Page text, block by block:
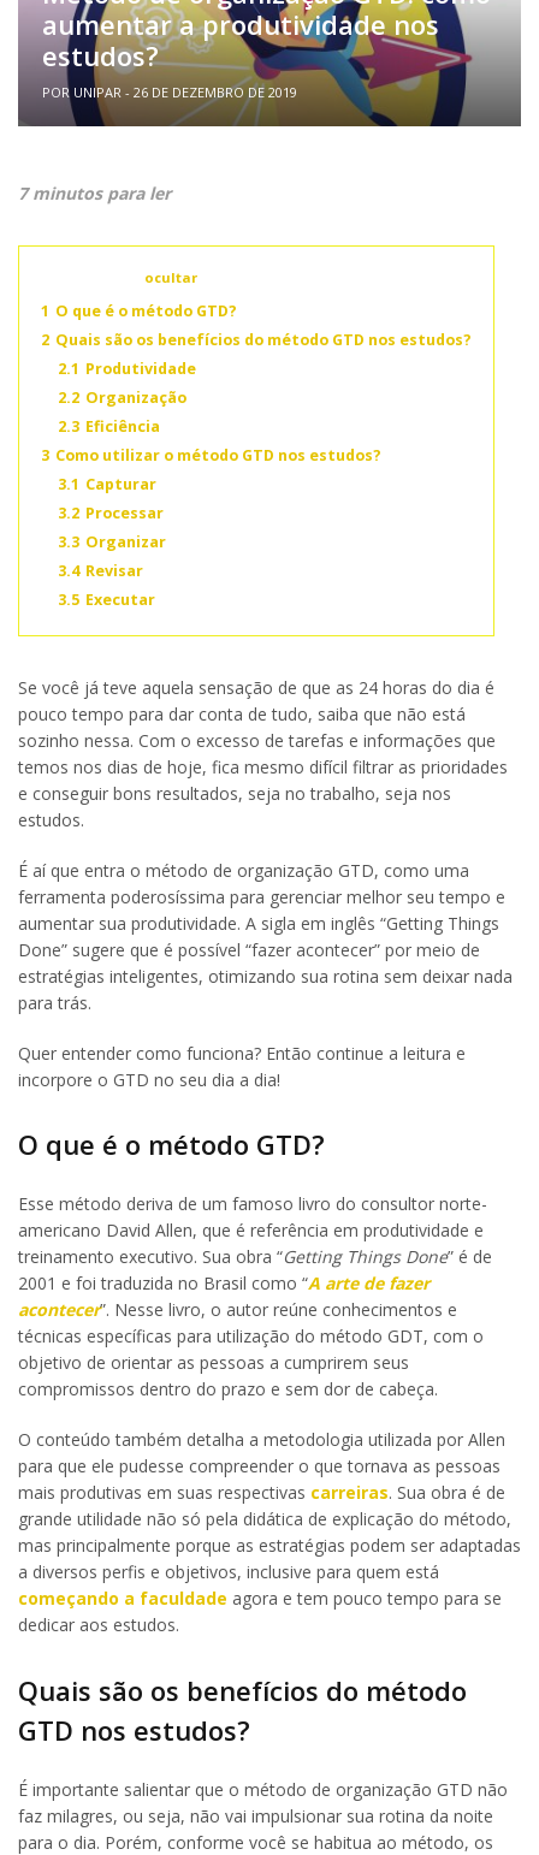
aumentar a produtividade nos
estudos?
POR UNIPAR - 26 DE DEZEMBRO DE 2019
7 minutos para ler
ocultar
1 O que é o método GTD?
2 Quais são os benefícios do método GTD nos estudos?
2.1 Produtividade
2.2 Organização
2.3 Eficiência
3 Como utilizar o método GTD nos estudos?
3.1 Capturar
3.2 Processar
3.3 Organizar
3.4 Revisar
3.5 Executar
Se você já teve aquela sensação de que as 24 horas do dia é
pouco tempo para dar conta de tudo, saiba que não está
sozinho nessa. Com o excesso de tarefas e informações que
temos nos dias de hoje, fica mesmo difícil filtrar as prioridades
e conseguir bons resultados, seja no trabalho, seja nos
estudos.
É aí que entra o método de organização GTD, como uma
ferramenta poderosíssima para gerenciar melhor seu tempo e
aumentar sua produtividade. A sigla em inglês “Getting Things
Done” sugere que é possível “fazer acontecer” por meio de
estratégias inteligentes, otimizando sua rotina sem deixar nada
para trás.
Quer entender como funciona? Então continue a leitura e
incorpore o GTD no seu dia a dia!
O que é o método GTD?
Esse método deriva de um famoso livro do consultor norte-
americano David Allen, que é referência em produtividade e
treinamento executivo. Sua obra “Getting Things Done” é de
2001 e foi traduzida no Brasil como “A arte de fazer
acontecer”. Nesse livro, o autor reúne conhecimentos e
técnicas específicas para utilização do método GDT, com o
objetivo de orientar as pessoas a cumprirem seus
compromissos dentro do prazo e sem dor de cabeça.
O conteúdo também detalha a metodologia utilizada por Allen
para que ele pudesse compreender o que tornava as pessoas
mais produtivas em suas respectivas carreiras. Sua obra é de
grande utilidade não só pela didática de explicação do método,
mas principalmente porque as estratégias podem ser adaptadas
a diversos perfis e objetivos, inclusive para quem está
começando a faculdade agora e tem pouco tempo para se
dedicar aos estudos.
Quais são os benefícios do método
GTD nos estudos?
É importante salientar que o método de organização GTD não
faz milagres, ou seja, não vai impulsionar sua rotina da noite
para o dia. Porém, conforme você se habitua ao método, os